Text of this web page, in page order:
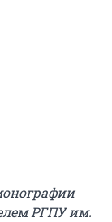
РГПУ им.